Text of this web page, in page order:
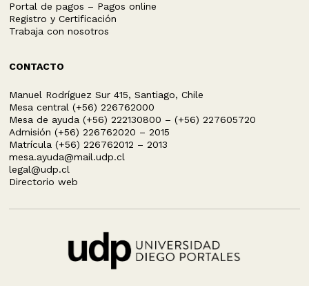
Portal de pagos – Pagos online
Registro y Certificación
Trabaja con nosotros
CONTACTO
Manuel Rodríguez Sur 415, Santiago, Chile
Mesa central (+56) 226762000
Mesa de ayuda (+56) 222130800 – (+56) 227605720
Admisión (+56) 226762020 – 2015
Matrícula (+56) 226762012 – 2013
mesa.ayuda@mail.udp.cl
legal@udp.cl
Directorio web